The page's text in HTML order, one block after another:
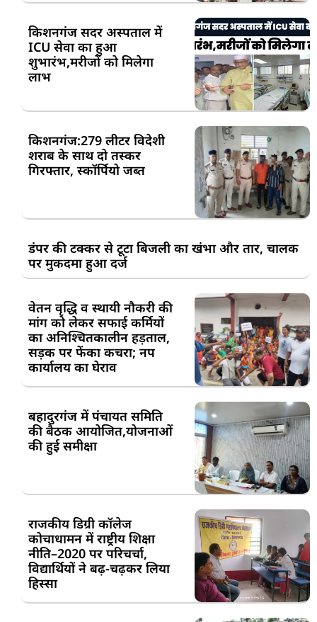
किशनगंज सदर अस्पताल में
ICU सेवा का हुआ
शुभारंभ,मरीजों को मिलेगा
लाभ
किशनगंज:279 लीटर विदेशी
शराब के साथ दो तस्कर
गिरफ्तार, स्कॉर्पियो जब्त
डंपर की टक्कर से टूटा बिजली का खंभा और तार, चालक
पर मुकदमा हुआ दर्ज
वेतन वृद्धि व स्थायी नौकरी की
मांग को लेकर सफाई कर्मियों
का अनिश्चितकालीन हड़ताल,
सड़क पर फेंका कचरा; नप
कार्यालय का घेराव
बहादुरगंज में पंचायत समिति
की बैठक आयोजित,योजनाओं
की हुई समीक्षा
राजकीय डिग्री कॉलेज
कोचाधामन में राष्ट्रीय शिक्षा
नीति–2020 पर परिचर्चा,
विद्यार्थियों ने बढ़-चढ़कर लिया
हिस्सा